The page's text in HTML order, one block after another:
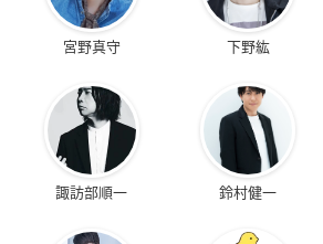
宮野真守 下野紘
諏訪部順一 鈴村健一